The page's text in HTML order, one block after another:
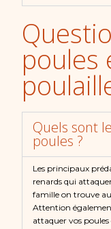
poules
Quels sont
poules ?
Les principaux
renards qui
famille on trouve
Attention
attaquer vos poules